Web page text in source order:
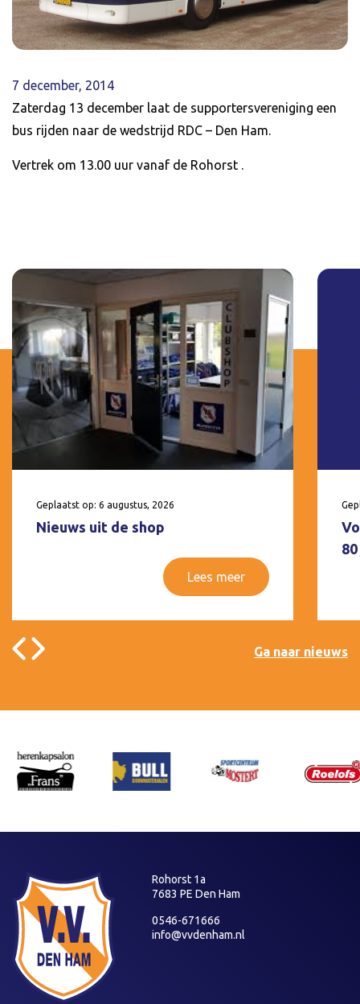
7 december, 2014
Zaterdag 13 december laat de supportersvereniging een
bus rijden naar de wedstrijd RDC – Den Ham.
Vertrek om 13.00 uur vanaf de Rohorst .
Geplaatst op: 6 augustus, 2026
Nieuws uit de shop
Lees meer
Ga naar nieuws
Rohorst 1a
7683 PE Den Ham
0546-671666
info@vvdenham.nl